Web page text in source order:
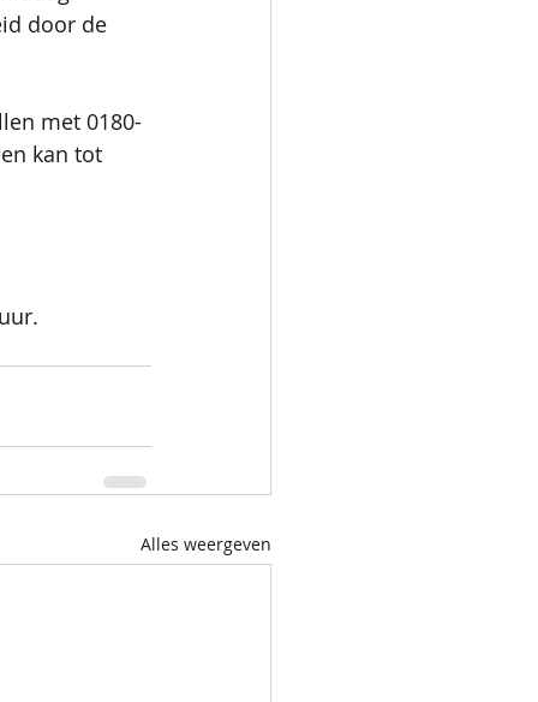
door de
met 0180-
kan tot
Alles weergeven